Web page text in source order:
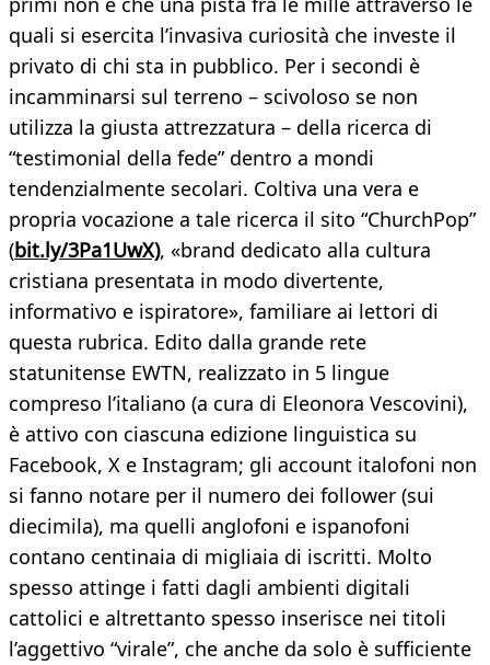
quali si esercita l’invasiva curiosità che investe il
privato di chi sta in pubblico. Per i secondi è
incamminarsi sul terreno – scivoloso se non
utilizza la giusta attrezzatura – della ricerca di
“testimonial della fede” dentro a mondi
tendenzialmente secolari. Coltiva una vera e
propria vocazione a tale ricerca il sito “ChurchPop”
(bit.ly/3Pa1UwX), «brand dedicato alla cultura
cristiana presentata in modo divertente,
informativo e ispiratore», familiare ai lettori di
questa rubrica. Edito dalla grande rete
statunitense EWTN, realizzato in 5 lingue
compreso l’italiano (a cura di Eleonora Vescovini),
è attivo con ciascuna edizione linguistica su
Facebook, X e Instagram; gli account italofoni non
si fanno notare per il numero dei follower (sui
diecimila), ma quelli anglofoni e ispanofoni
contano centinaia di migliaia di iscritti. Molto
spesso attinge i fatti dagli ambienti digitali
cattolici e altrettanto spesso inserisce nei titoli
l’aggettivo “virale”, che anche da solo è sufficiente